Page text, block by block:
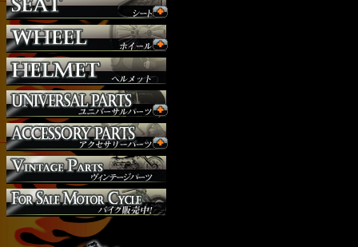
マフラー
外装パーツ